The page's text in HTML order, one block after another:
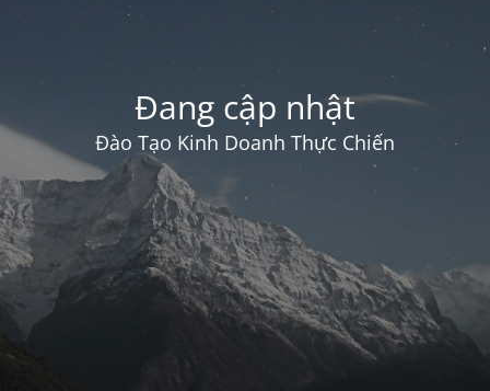
Đang cập nhật
Đào Tạo Kinh Doanh Thực Chiến